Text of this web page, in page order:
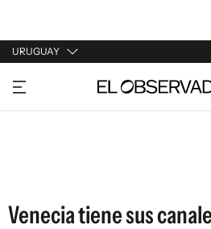
URUGUAY
URUGUAY
ARGENTINA
Venecia tiene sus